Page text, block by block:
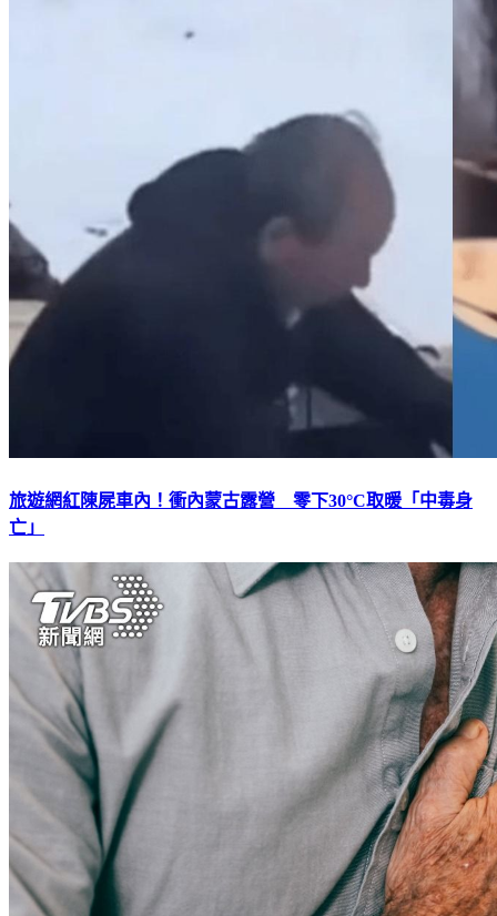
旅遊網紅陳屍車內！衝內蒙古露營 零下30°C取暖「中毒身
亡」